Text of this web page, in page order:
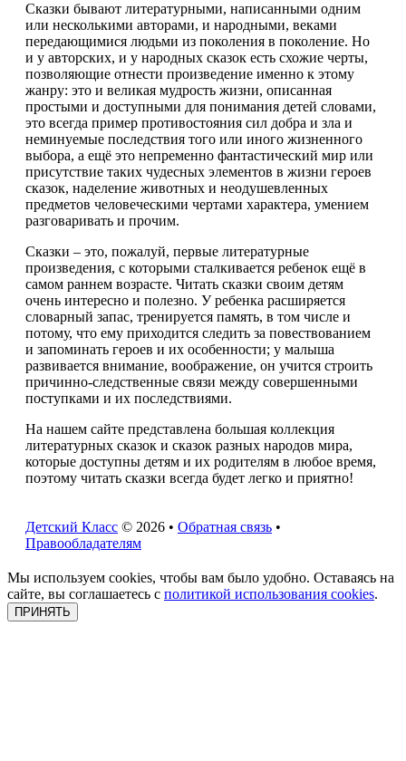
Сказки бывают литературными, написанными одним
или несколькими авторами, и народными, веками
передающимися людьми из поколения в поколение. Но
и у авторских, и у народных сказок есть схожие черты,
позволяющие отнести произведение именно к этому
жанру: это и великая мудрость жизни, описанная
простыми и доступными для понимания детей словами,
это всегда пример противостояния сил добра и зла и
неминуемые последствия того или иного жизненного
выбора, а ещё это непременно фантастический мир или
присутствие таких чудесных элементов в жизни героев
сказок, наделение животных и неодушевленных
предметов человеческими чертами характера, умением
разговаривать и прочим.
Сказки – это, пожалуй, первые литературные
произведения, с которыми сталкивается ребенок ещё в
самом раннем возрасте. Читать сказки своим детям
очень интересно и полезно. У ребенка расширяется
словарный запас, тренируется память, в том числе и
потому, что ему приходится следить за повествованием
и запоминать героев и их особенности; у малыша
развивается внимание, воображение, он учится строить
причинно-следственные связи между совершенными
поступками и их последствиями.
На нашем сайте представлена большая коллекция
литературных сказок и сказок разных народов мира,
которые доступны детям и их родителям в любое время,
поэтому читать сказки всегда будет легко и приятно!
Детский Класс © 2026 • Обратная связь •
Правообладателям
Мы используем cookies, чтобы вам было удобно. Оставаясь на
сайте, вы соглашаетесь с политикой использования cookies.
ПРИНЯТЬ